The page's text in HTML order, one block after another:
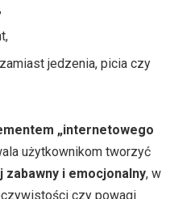
zamiast jedzenia, picia czy
„internetowego
użytkownikom tworzyć
zabawny i emocjonalny, w
czy powagi